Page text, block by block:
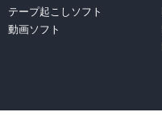
テープ起こしソフト
動画ソフト